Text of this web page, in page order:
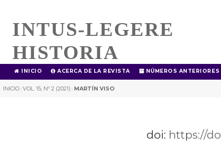
INTUS-LEGERE
HISTORIA
INICIO ACERCA DE LA REVISTA NÚMEROS ANTERIORES
INICIO | VOL. 15, Nº 2 (2021) | MARTÍN VISO
doi: https://